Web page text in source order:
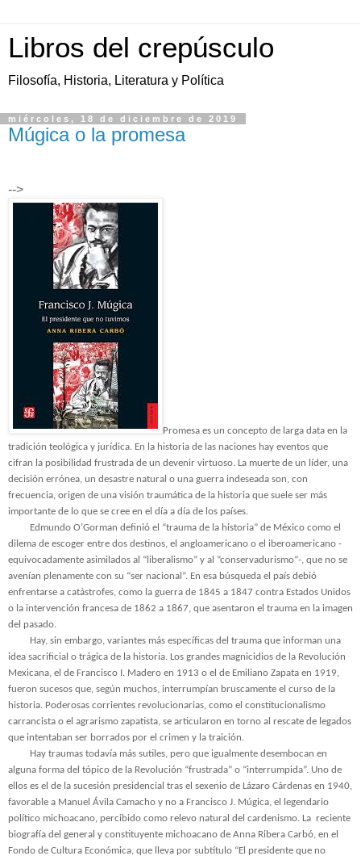
Libros del crepúsculo
Filosofía, Historia, Literatura y Política
miércoles, 18 de diciembre de 2019
Múgica o la promesa
-->
Promesa es un concepto de larga data en la
tradición teológica y jurídica. En la historia de las naciones hay eventos que
cifran la posibilidad frustrada de un devenir virtuoso. La muerte de un líder, una
decisión errónea, un desastre natural o una guerra indeseada son, con
frecuencia, origen de una visión traumática de la historia que suele ser más
importante de lo que se cree en el día a día de los países.
Edmundo O’Gorman definió el “trauma de la historia” de México como el
dilema de escoger entre dos destinos, el angloamericano o el iberoamericano -
equivocadamente asimilados al “liberalismo” y al “conservadurismo”-, que no se
avenían plenamente con su “ser nacional”. En esa búsqueda el país debió
enfrentarse a catástrofes, como la guerra de 1845 a 1847 contra Estados Unidos
o la intervención francesa de 1862 a 1867, que asentaron el trauma en la imagen
del pasado.
Hay, sin embargo, variantes más específicas del trauma que informan una
idea sacrificial o trágica de la historia. Los grandes magnicidios de la Revolución
Mexicana, el de Francisco I. Madero en 1913 o el de Emiliano Zapata en 1919,
fueron sucesos que, según muchos, interrumpían bruscamente el curso de la
historia. Poderosas corrientes revolucionarias, como el constitucionalismo
carrancista o el agrarismo zapatista, se articularon en torno al rescate de legados
que intentaban ser borrados por el crimen y la traición.
Hay traumas todavía más sutiles, pero que igualmente desembocan en
alguna forma del tópico de la Revolución “frustrada” o “interrumpida”. Uno de
ellos es el de la sucesión presidencial tras el sexenio de Lázaro Cárdenas en 1940,
favorable a Manuel Ávila Camacho y no a Francisco J. Múgica, el legendario
político michoacano, percibido como relevo natural del cardenismo. La reciente
biografía del general y constituyente michoacano de Anna Ribera Carbó, en el
Fondo de Cultura Económica, que lleva por subtítulo “El presidente que no